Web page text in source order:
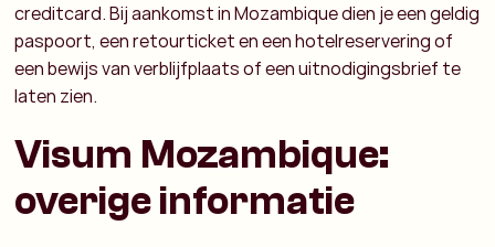
creditcard. Bij aankomst in Mozambique dien je een geldig
paspoort, een retourticket en een hotelreservering of
een bewijs van verblijfplaats of een uitnodigingsbrief te
laten zien.
Visum Mozambique:
overige informatie